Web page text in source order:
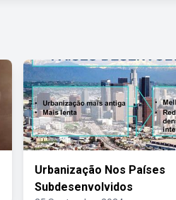
Urbanização Nos Países
Subdesenvolvidos